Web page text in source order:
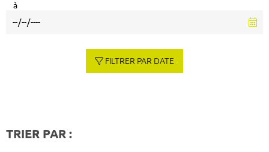
à
FILTRER PAR DATE
TRIER PAR :